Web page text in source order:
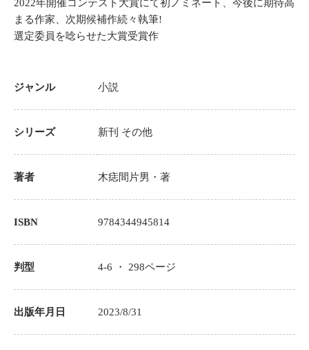
2022年開催コンテスト大賞にて初ノミネート、今後に期待高
まる作家、次期候補作続々執筆!
選定委員を唸らせた大賞受賞作
ジャンル 小説
シリーズ 新刊 その他
著者 木痣間片男 ・著
ISBN 9784344945814
判型 4-6 ・298ページ
出版年月日 2023/8/31